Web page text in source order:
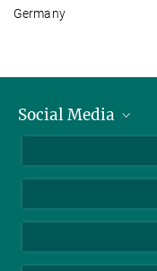
Germany
Social Media